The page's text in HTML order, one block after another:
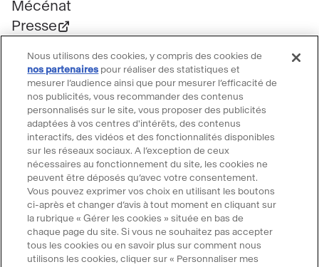
Mécénat
Presse
Location d'espaces
Billetterie
Billetterie groupe
Service client
FAQ Billetterie
CGV
Règlement de visite
Suivre le Grand Palais
Accéder
Accéder
au
Accéder
au
Accéder
au
Accéder
au
Nous utilisons des cookies, y compris des cookies de
nos partenaires pour réaliser des statistiques et
mesurer l’audience ainsi que pour mesurer l’efficacité de
nos publicités, vous recommander des contenus
personnalisés sur le site, vous proposer des publicités
adaptées à vos centres d'intérêts, des contenus
interactifs, des vidéos et des fonctionnalités disponibles
sur les réseaux sociaux. A l’exception de ceux
nécessaires au fonctionnement du site, les cookies ne
peuvent être déposés qu’avec votre consentement.
Vous pouvez exprimer vos choix en utilisant les boutons
ci-après et changer d’avis à tout moment en cliquant sur
la rubrique « Gérer les cookies » située en bas de
chaque page du site. Si vous ne souhaitez pas accepter
tous les cookies ou en savoir plus sur comment nous
utilisons les cookies, cliquer sur « Personnaliser mes